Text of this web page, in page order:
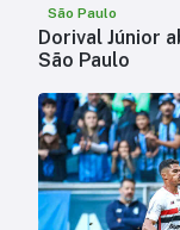
São Paulo
Dorival Júnior
São Paulo